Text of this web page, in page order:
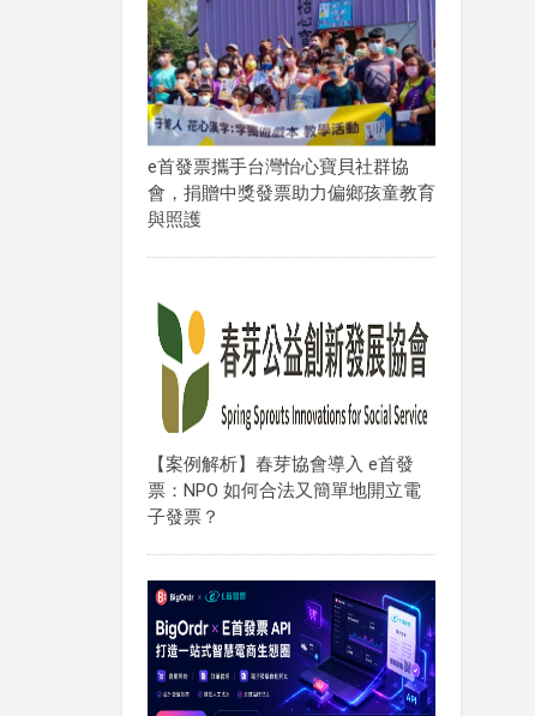
e首發票攜手台灣怡心寶貝社群協
會，捐贈中獎發票助力偏鄉孩童教育
與照護
【案例解析】春芽協會導入 e首發
票：NPO 如何合法又簡單地開立電
子發票？